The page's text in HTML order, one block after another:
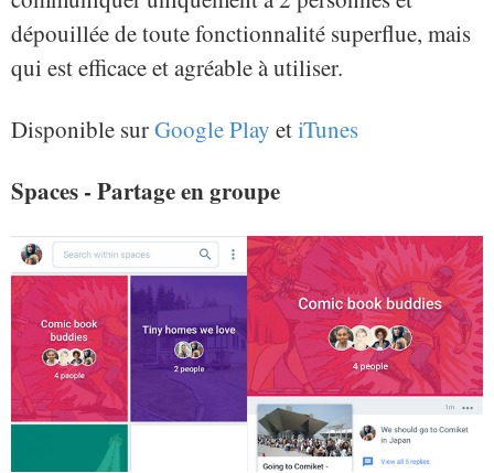
dépouillée de toute fonctionnalité superflue, mais
qui est efficace et agréable à utiliser.
Disponible surGoogle Play etiTunes
Spaces - Partage en groupe